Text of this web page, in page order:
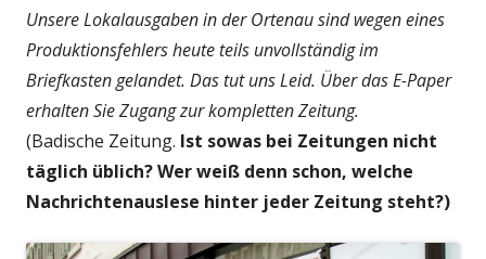
Unsere Lokalausgaben in der Ortenau sind wegen eines
Produktionsfehlers heute teils unvollständig im
Briefkasten gelandet. Das tut uns Leid. Über das E-Paper
erhalten Sie Zugang zur kompletten Zeitung.
(Badische Zeitung. Ist sowas bei Zeitungen nicht
täglich üblich? Wer weiß denn schon, welche
Nachrichtenauslese hinter jeder Zeitung steht?)